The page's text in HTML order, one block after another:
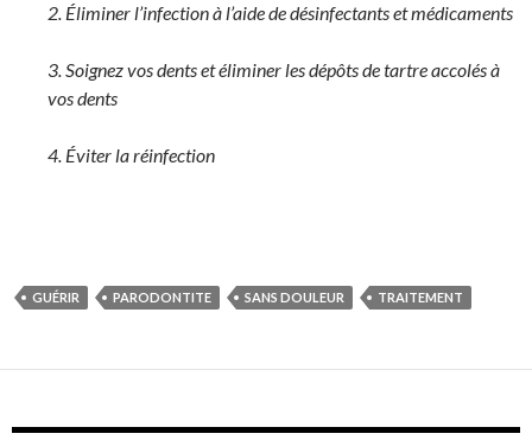
2. Éliminer l’infection à l’aide de désinfectants et médicaments
3. Soignez vos dents et éliminer les dépôts de tartre accolés à
vos dents
4. Éviter la réinfection
GUÉRIR PARODONTITE SANS DOULEUR TRAITEMENT